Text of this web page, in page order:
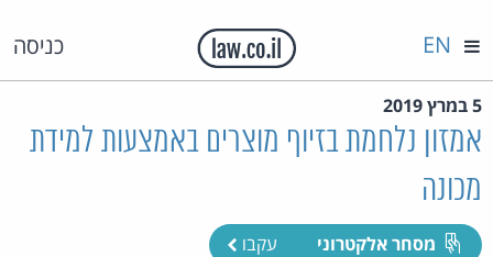
כניסה EN
5 במרץ 2019
אמזון נלחמת בזיוף מוצרים באמצעות למידת
מכונה
מסחר אלקטרוני עקבו